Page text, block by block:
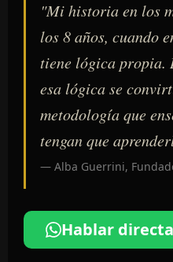
"Mi historia en los
los 8 años, cuando
tiene lógica propia.
esa lógica se
metodología que
tengan que
— Alba Guerrini,
Hablar